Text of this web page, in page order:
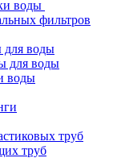
воды
фильтров
для воды
для воды
воды
труб
труб